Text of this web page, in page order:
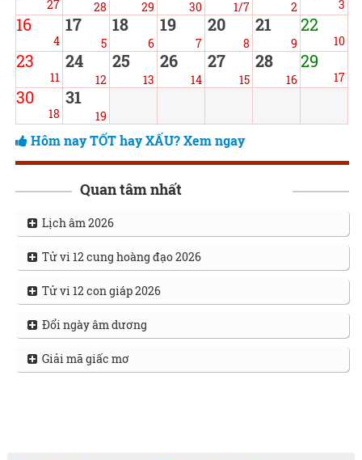
27 28 29 30 1/7 2 3
16
4
17
5
18
6
19
7
20
8
21
9
22
10
23
11
24
12
25
13
26
14
27
15
28
16
29
17
30
18
31
19
Hôm nay TỐT hay XẤU? Xem ngay
Quan tâm nhất
Lịch âm 2026
Tử vi 12 cung hoàng đạo 2026
Tử vi 12 con giáp 2026
Đổi ngày âm dương
Giải mã giấc mơ